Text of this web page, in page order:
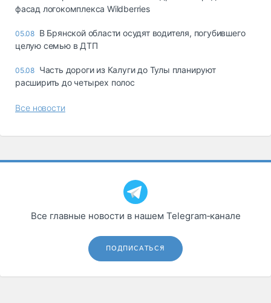
фасад логокомплекса Wildberries
05.08 В Брянской области осудят водителя, погубившего
целую семью в ДТП
05.08 Часть дороги из Калуги до Тулы планируют
расширить до четырех полос
Все новости
Все главные новости в нашем Telegram‑канале
ПОДПИСАТЬСЯ